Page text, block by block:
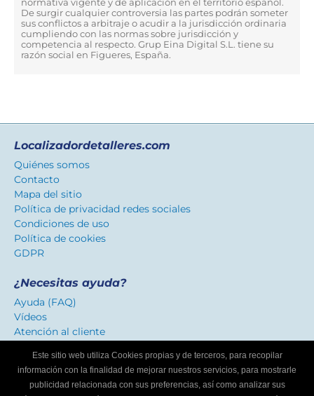
De surgir cualquier controversia las partes podrán someter
sus conflictos a arbitraje o acudir a la jurisdicción ordinaria
cumpliendo con las normas sobre jurisdicción y
competencia al respecto. Grup Eina Digital S.L. tiene su
razón social en Figueres, España.
Localizadordetalleres.com
Quiénes somos
Contacto
Mapa del sitio
Política de privacidad redes sociales
Condiciones de uso
Política de cookies
GDPR
¿Necesitas ayuda?
Ayuda (FAQ)
Vídeos
Atención al cliente
Certificado de confianza
Distinguimos los talleres que ofrecen un servicio
adaptado a internautas.
Este sitio web utiliza Cookies propias y de terceros, para recopilar
información con la finalidad de mejorar nuestros servicios, para mostrarle
publicidad relacionada con sus preferencias, así como analizar sus